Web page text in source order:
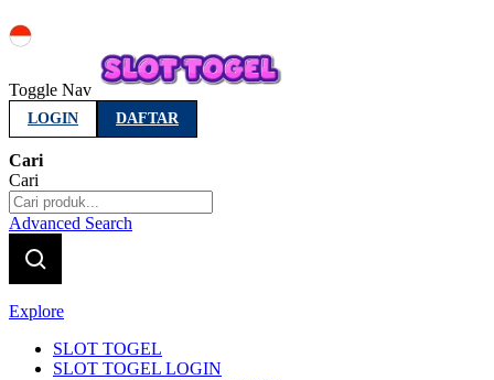
Toggle Nav
LOGIN DAFTAR
Cari
Cari
Advanced Search
Explore
SLOT TOGEL
SLOT TOGEL LOGIN